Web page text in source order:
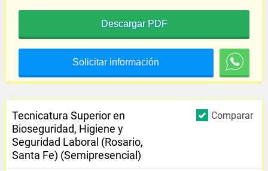
Descargar PDF
Solicitar información
Comparar
Tecnicatura Superior en
Bioseguridad, Higiene y
Seguridad Laboral (Rosario,
Santa Fe) (Semipresencial)